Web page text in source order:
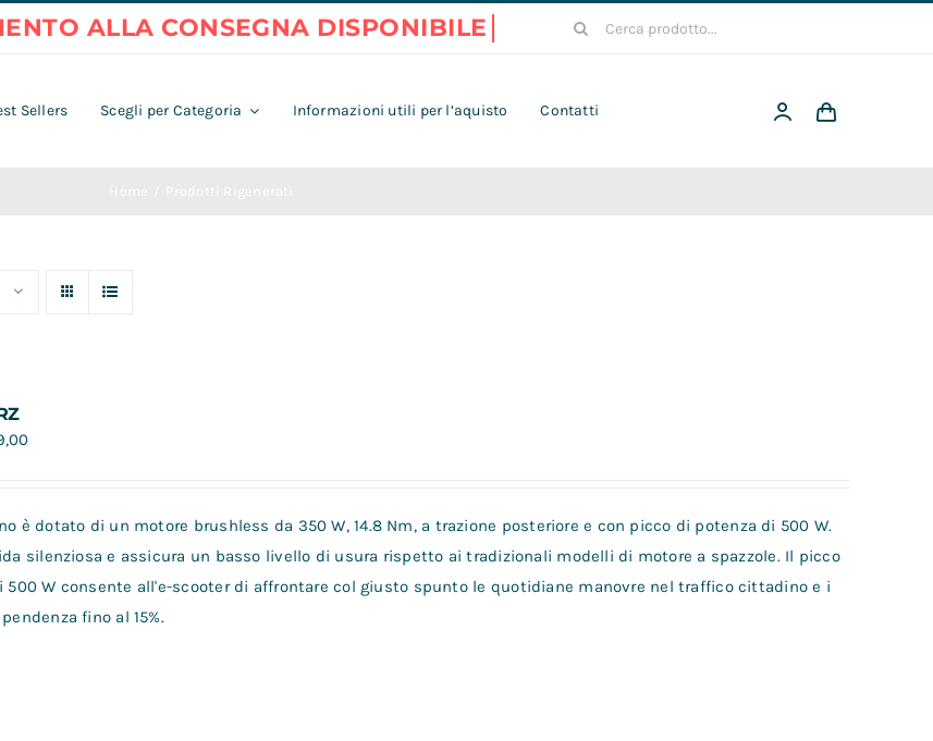
Cerca
Sellers Scegli per Categoria Informazioni utili per l’aquisto Contatti
è dotato di un motore brushless da 350 W, 14.8 Nm, a trazione posteriore e con picco di potenza di 500 W.
silenziosa e assicura un basso livello di usura rispetto ai tradizionali modelli di motore a spazzole. Il picco
500 W consente all'e-scooter di affrontare col giusto spunto le quotidiane manovre nel traffico cittadino e i
fino al 15%.